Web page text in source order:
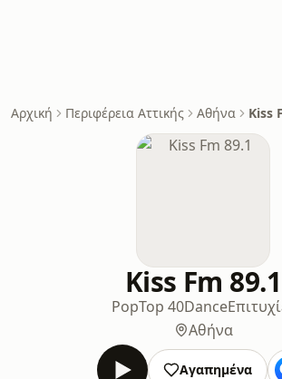
Αρχική Περιφέρεια Αττικής Αθήνα Kiss
Kiss Fm 89.1
PopTop 40Dance
Αθήνα
Αγαπημένα